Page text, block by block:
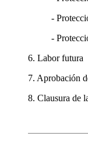
-
-
6. Labor futura
7. Aprobación
8. Clausura de